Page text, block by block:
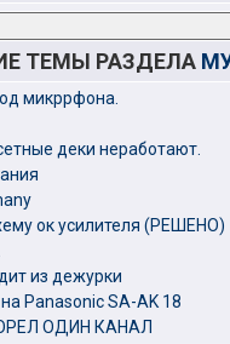
ТЕМЫ РАЗДЕЛА
микррфона.
деки неработают.
ок усилителя (РЕШЕНО)
из дежурки
Panasonic SA-AK 18
ОДИН КАНАЛ